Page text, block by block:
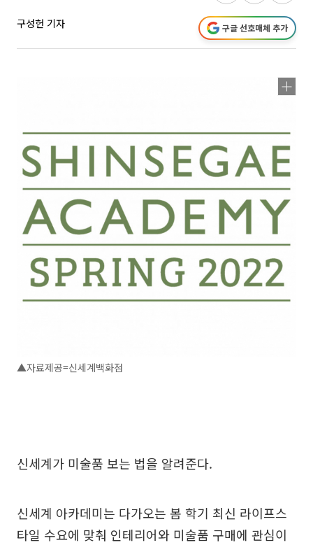
구성헌 기자 구글 선호매체 추가
▲자료제공=신세계백화점
신세계가 미술품 보는 법을 알려준다.
신세계 아카데미는 다가오는 봄 학기 최신 라이프스
타일 수요에 맞춰 인테리어와 미술품 구매에 관심이